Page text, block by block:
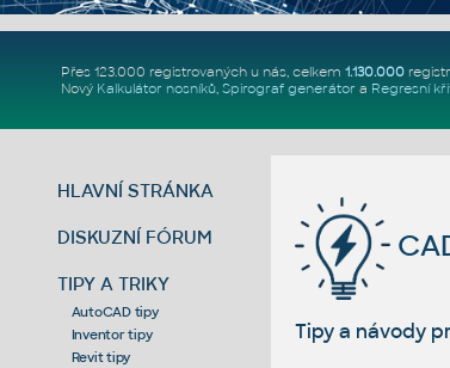
Přes 123.000 registrovaných u nás, celkem 1.130.000
Nový Kalkulátor nosníků, Spirograf generátor a Regresní
HLAVNÍ STRÁNKA
DISKUZNÍ FÓRUM
TIPY A TRIKY
AutoCAD tipy
Inventor tipy
Revit tipy
Tipy a návody